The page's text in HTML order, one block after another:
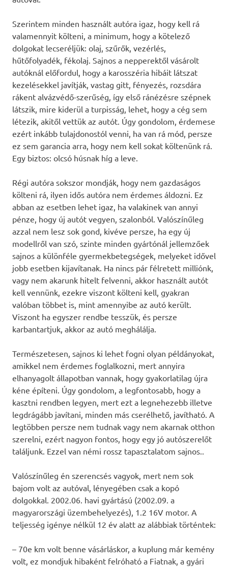
Szerintem minden használt autóra igaz, hogy kell rá
valamennyit költeni, a minimum, hogy a kötelező
dolgokat lecseréljük: olaj, szűrők, vezérlés,
hűtőfolyadék, fékolaj. Sajnos a nepperektől vásárolt
autóknál előfordul, hogy a karosszéria hibáit látszat
kezelésekkel javítják, vastag gitt, fényezés, rozsdára
rákent alvázvédő-szerűség, így első ránézésre szépnek
látszik, mire kiderül a turpisság, lehet, hogy a cég sem
létezik, akitől vettük az autót. Úgy gondolom, érdemese
ezért inkább tulajdonostól venni, ha van rá mód, persze
ez sem garancia arra, hogy nem kell sokat költenünk rá.
Egy biztos: olcsó húsnak híg a leve.
Régi autóra sokszor mondják, hogy nem gazdaságos
költeni rá, ilyen idős autóra nem érdemes áldozni. Ez
abban az esetben lehet igaz, ha valakinek van annyi
pénze, hogy új autót vegyen, szalonból. Valószínűleg
azzal nem lesz sok gond, kivéve persze, ha egy új
modellről van szó, szinte minden gyártónál jellemzőek
sajnos a különféle gyermekbetegségek, melyeket idővel
jobb esetben kijavítanak. Ha nincs pár félretett milliónk,
vagy nem akarunk hitelt felvenni, akkor használt autót
kell vennünk, ezekre viszont költeni kell, gyakran
valóban többet is, mint amennyibe az autó került.
Viszont ha egyszer rendbe tesszük, és persze
karbantartjuk, akkor az autó meghálálja.
Természetesen, sajnos ki lehet fogni olyan példányokat,
amikkel nem érdemes foglalkozni, mert annyira
elhanyagolt állapotban vannak, hogy gyakorlatilag újra
kéne építeni. Úgy gondolom, a legfontosabb, hogy a
kasztni rendben legyen, mert ezt a legnehezebb illetve
legdrágább javítani, minden más cserélhető, javítható. A
legtöbben persze nem tudnak vagy nem akarnak otthon
szerelni, ezért nagyon fontos, hogy egy jó autószerelőt
találjunk. Ezzel van némi rossz tapasztalatom sajnos..
Valószínűleg én szerencsés vagyok, mert nem sok
bajom volt az autóval, lényegében csak a kopó
dolgokkal. 2002.06. havi gyártású (2002.09. a
magyarországi üzembehelyezés), 1.2 16V motor. A
teljesség igénye nélkül 12 év alatt az alábbiak történtek:
– 70e km volt benne vásárláskor, a kuplung már kemény
volt, ez mondjuk hibaként felróható a Fiatnak, a gyári